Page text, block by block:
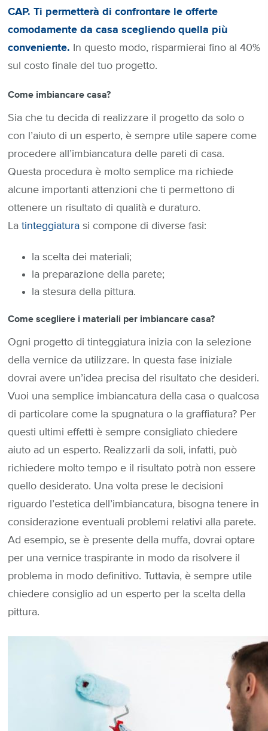
CAP. Ti permetterà di confrontare le offerte
comodamente da casa scegliendo quella più
conveniente. In questo modo, risparmierai fino al 40%
sul costo finale del tuo progetto.
Come imbiancare casa?
Sia che tu decida di realizzare il progetto da solo o
con l’aiuto di un esperto, è sempre utile sapere come
procedere all’imbiancatura delle pareti di casa.
Questa procedura è molto semplice ma richiede
alcune importanti attenzioni che ti permettono di
ottenere un risultato di qualità e duraturo.
La tinteggiatura si compone di diverse fasi:
la scelta dei materiali;
la preparazione della parete;
la stesura della pittura.
Come scegliere i materiali per imbiancare casa?
Ogni progetto di tinteggiatura inizia con la selezione
della vernice da utilizzare. In questa fase iniziale
dovrai avere un’idea precisa del risultato che desideri.
Vuoi una semplice imbiancatura della casa o qualcosa
di particolare come la spugnatura o la graffiatura? Per
questi ultimi effetti è sempre consigliato chiedere
aiuto ad un esperto. Realizzarli da soli, infatti, può
richiedere molto tempo e il risultato potrà non essere
quello desiderato. Una volta prese le decisioni
riguardo l’estetica dell’imbiancatura, bisogna tenere in
considerazione eventuali problemi relativi alla parete.
Ad esempio, se è presente della muffa, dovrai optare
per una vernice traspirante in modo da risolvere il
problema in modo definitivo. Tuttavia, è sempre utile
chiedere consiglio ad un esperto per la scelta della
pittura.